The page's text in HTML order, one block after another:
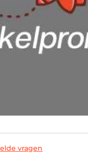
vragen